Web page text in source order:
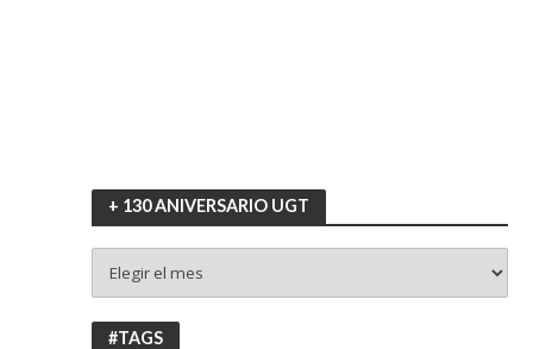
+ 130 ANIVERSARIO UGT
130
ANIVERSARIO
UGT
#TAGS